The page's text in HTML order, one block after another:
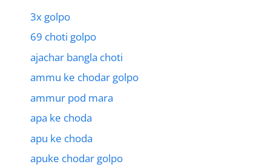
3x golpo
69 choti golpo
ajachar bangla choti
ammu ke chodar golpo
ammur pod mara
apa ke choda
apu ke choda
apuke chodar golpo